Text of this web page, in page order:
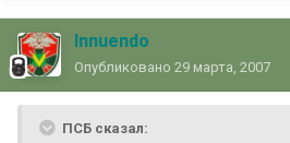
Innuendo
Опубликовано 29 марта, 2007
ПСБ сказал: